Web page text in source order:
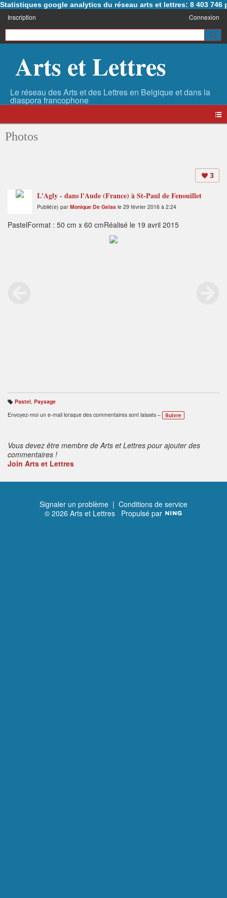
Statistiques google analytics du réseau arts et lettres: 8 403 746
Inscription Connexion
Arts et Lettres
Photos
3
L'Agly - dans l'Aude (France) à St-Paul de Fenouillet
Publié(e) par Monique De Gelas le 29 février 2016 à 2:24
PastelFormat : 50 cm x 60 cmRéalisé le 19 avril 2015
B
ali
s
Pastel, Paysage
Envoyez-moi un e-mail lorsque des commentaires sont laissés –
Suivre
Vous devez être membre de Arts et Lettres pour ajouter des
commentaires !
Join Arts et Lettres
Signaler un problème | Conditions de service
© 2026 Arts et Lettres Propulsé par